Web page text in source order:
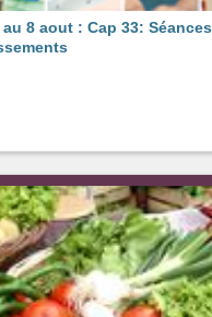
8 aout : Cap 33: Séances